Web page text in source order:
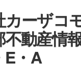
カーザ
不動産
E・A